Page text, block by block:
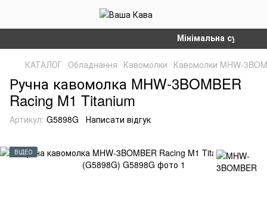
Мінімальна сума
КАТАЛОГ Обладнання Кавомолки Кавомолки MHW-
Ручна кавомолка MHW-3BOMBER
Racing M1 Titanium
Артикул: G5898G Написати відгук
ВІДЕО